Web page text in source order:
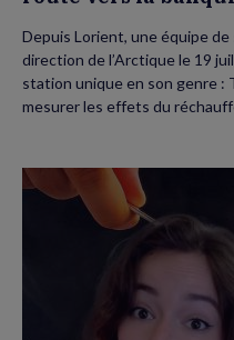
Depuis Lorient, une équipe
direction de l’Arctique le 19
station unique en son genre :
mesurer les effets du